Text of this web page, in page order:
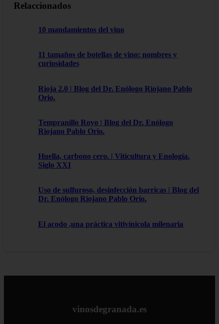
Relaccionados
10 mandamientos del vino
11 tamaños de botellas de vino: nombres y
curiosidades
Rioja 2.0 | Blog del Dr. Enólogo Riojano Pablo
Orio.
Tempranillo Royo | Blog del Dr. Enólogo
Riojano Pablo Orio.
Huella, carbono cero. | Viticultura y Enología.
Siglo XXI
Uso de sulfuroso, desinfección barricas | Blog del
Dr. Enólogo Riojano Pablo Orio.
El acodo ,una práctica vitivínicola milenaria
vinosdegranada.es